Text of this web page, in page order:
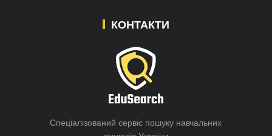
КОНТАКТИ
Спеціалізований сервіс пошуку навчальних